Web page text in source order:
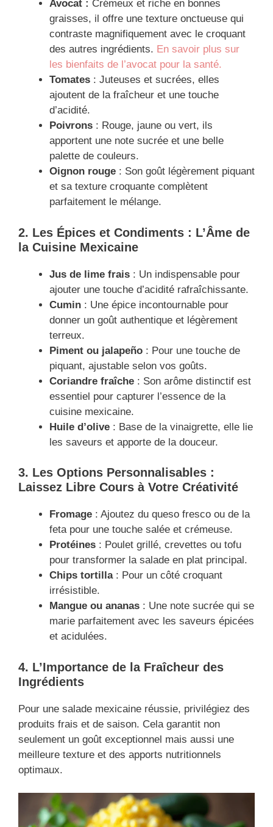
Avocat : Crémeux et riche en bonnes
graisses, il offre une texture onctueuse qui
contraste magnifiquement avec le croquant
des autres ingrédients. En savoir plus sur
les bienfaits de l’avocat pour la santé.
Tomates : Juteuses et sucrées, elles
ajoutent de la fraîcheur et une touche
d’acidité.
Poivrons : Rouge, jaune ou vert, ils
apportent une note sucrée et une belle
palette de couleurs.
Oignon rouge : Son goût légèrement piquant
et sa texture croquante complètent
parfaitement le mélange.
2. Les Épices et Condiments : L’Âme de
la Cuisine Mexicaine
Jus de lime frais : Un indispensable pour
ajouter une touche d’acidité rafraîchissante.
Cumin : Une épice incontournable pour
donner un goût authentique et légèrement
terreux.
Piment ou jalapeño : Pour une touche de
piquant, ajustable selon vos goûts.
Coriandre fraîche : Son arôme distinctif est
essentiel pour capturer l’essence de la
cuisine mexicaine.
Huile d’olive : Base de la vinaigrette, elle lie
les saveurs et apporte de la douceur.
3. Les Options Personnalisables :
Laissez Libre Cours à Votre Créativité
Fromage : Ajoutez du queso fresco ou de la
feta pour une touche salée et crémeuse.
Protéines : Poulet grillé, crevettes ou tofu
pour transformer la salade en plat principal.
Chips tortilla: Pour un côté croquant
irrésistible.
Mangue ou ananas : Une note sucrée qui se
marie parfaitement avec les saveurs épicées
et acidulées.
4. L’Importance de la Fraîcheur des
Ingrédients
Pour une salade mexicaine réussie, privilégiez des
produits frais et de saison. Cela garantit non
seulement un goût exceptionnel mais aussi une
meilleure texture et des apports nutritionnels
optimaux.